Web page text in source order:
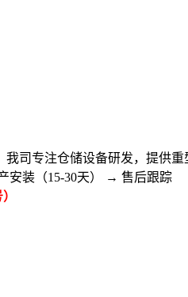
司专注仓储设备研发，提供
安装（15-30天） → 售后跟踪